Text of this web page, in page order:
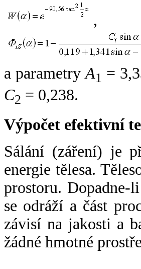
,
a parametryA1 =
C2 = 0,238.
Výpočet efektivní
Sálání (záření) je
energie tělesa.
prostoru. Dopadne-
se odráží a část
závisí na jakosti a
žádné hmotné